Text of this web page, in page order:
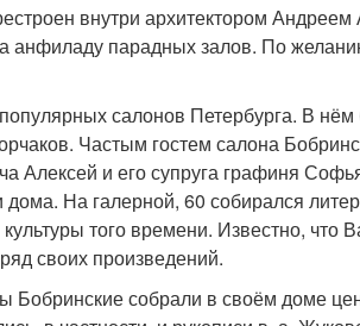
внутри архитектором
анфиладу парадных залов. По
салонов Петербурга. В
Частым гостем салона
Алексей и его супруга графиня
На галерной, 60 собирался
того времени. Известно, что
своих произведений.
Бобринские собрали в своём доме